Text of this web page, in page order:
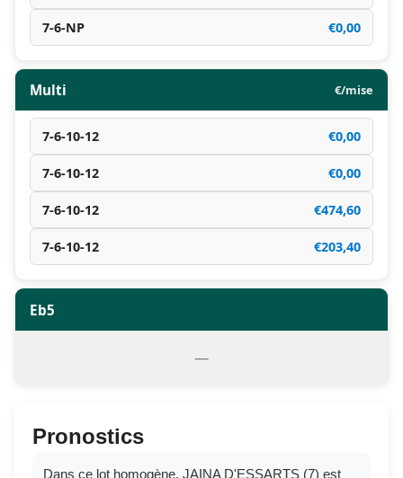
7-6-NP €0,00
Multi €/mise
7-6-10-12 €0,00
7-6-10-12 €0,00
7-6-10-12 €474,60
7-6-10-12 €203,40
Eb5
—
Pronostics
Dans ce lot homogène, JAINA D'ESSARTS (7) est